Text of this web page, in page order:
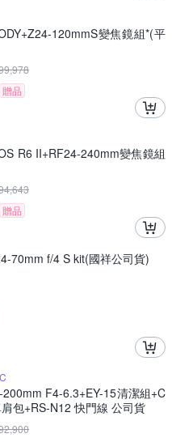
120mmS變焦鏡組*(平
贈品
R6 II+RF24-240mm變焦鏡組
贈品
70mm f/4 S kit(國祥公司貨)
200mm F4-6.3+EY-15清潔組+C
包+RS-N12 快門線 公司貨